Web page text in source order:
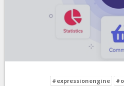
#expressionengine